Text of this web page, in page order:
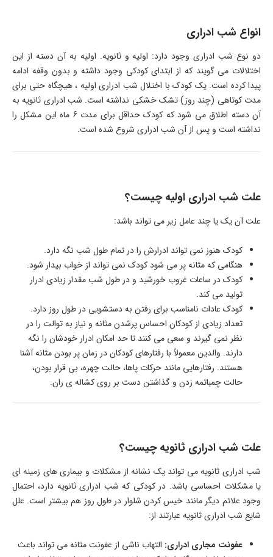
انواع شب ادراری
دو نوع شب ادراری وجود دارد: اولیه و ثانویه. اولیه به آن دسته از این
اختلالات می گویند که از ابتدای کودکی وجود داشته و بدون وقفه ادامه
پیدا کرده است. یک کودک با اختلال شب ادراری اولیه ، هیچگاه حتی برای
مدت کوتاهی (چند روز) تشک خشکی نداشته است. شب ادراری ثانویه به
آن دسته اطلاق می شود که کودک حداقل برای مدت 6 ماه این مشکل را
نداشته است و پس از آن شب ادراری شروع شده است.
علت شب ادراری اولیه چیست؟
علت آن یک یا چند عامل زیر می تواند باشد:
کودک هنوز نمی تواند ادرارش را در تمام طول شب نگه دارد.
هنگامی که مثانه پر می شود کودک نمی تواند از خواب بیدار شود.
کودک در ساعات غروب خورشید و در طول شب مقدار زیادی ادرار
تولید می کند.
کودک عادات نامناسب برای رفتن به دستشویی در طول روز دارد.
تعداد زیادی از کودکان احساس پرشدن مثانه و نیاز به توالت را در
نظر نمی گیرند و سعی می کنند تا حد امکان ادرار خودشان را نگه
دارند. والدین معمولاً با رفتارهای کودکان در زمان پر بودن مثانه آشنا
هستند. رفتارهایی مانند حرکات پاها، حالت چهره، بی قرار بودن،
حالت چمباتمه زدن و گذاشتن دست بر روی کشاله ی ران.
علت شب ادراری ثانویه چیست؟
شب ادراری ثانویه می تواند یک نشانه از مشکلات و بیماری های زمینه ای
یا مشکلات احساسی باشد. در کودکی که شب ادراری ثانویه دارد، احتمال
وجود علائم دیگر مانند خیس کردن شلوار در طول روز هم بیشتر است. علل
شایع شب ادراری ثانویه عبارتند از:
عفونت مجاری ادراری: التهاب ناشی از عفونت مثانه می تواند باعث